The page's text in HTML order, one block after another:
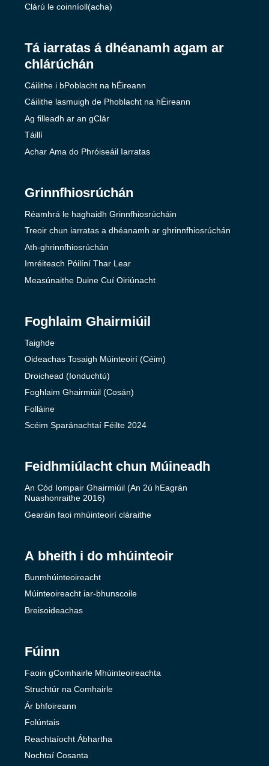
Clárú le coinníoll(acha)
Tá iarratas á dhéanamh agam ar
chlárúchán
Cáilithe i bPoblacht na hÉireann
Cáilithe lasmuigh de Phoblacht na hÉireann
Ag filleadh ar an gClár
Táillí
Achar Ama do Phróiseáil Iarratas
Grinnfhiosrúchán
Réamhrá le haghaidh Grinnfhiosrúcháin
Treoir chun iarratas a dhéanamh ar ghrinnfhiosrúchán
Ath-ghrinnfhiosrúchán
Imréiteach Póilíní Thar Lear
Measúnaithe Duine Cuí Oiriúnacht
Foghlaim Ghairmiúil
Taighde
Oideachas Tosaigh Múinteoirí (Céim)
Droichead (Ionduchtú)
Foghlaim Ghairmiúil (Cosán)
Folláine
Scéim Sparánachtaí Féilte 2024
Feidhmiúlacht chun Múineadh
An Cód Iompair Ghairmiúil (An 2ú hEagrán
Nuashonraithe 2016)
Gearáin faoi mhúinteoirí cláraithe
A bheith i do mhúinteoir
Bunmhúinteoireacht
Múinteoireacht iar-bhunscoile
Breisoideachas
Fúinn
Faoin gComhairle Mhúinteoireachta
Struchtúr na Comhairle
Ár bhfoireann
Folúntais
Reachtaíocht Ábhartha
Nochtaí Cosanta